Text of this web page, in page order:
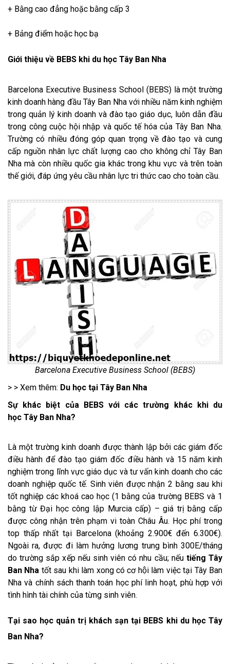
+ Bằng cao đẳng hoặc bằng cấp 3
+ Bảng điểm hoặc học bạ
Giới thiệu về BEBS khi du học Tây Ban Nha
Barcelona Executive Business School (BEBS) là một trường
kinh doanh hàng đầu Tây Ban Nha với nhiều năm kinh nghiệm
trong quản lý kinh doanh và đào tạo giáo dục, luôn dẫn đầu
trong công cuộc hội nhập và quốc tế hóa của Tây Ban Nha.
Trường có nhiều đóng góp quan trọng về đào tạo và cung
cấp nguồn nhân lực chất lượng cao cho không chỉ Tây Ban
Nha mà còn nhiều quốc gia khác trong khu vực và trên toàn
thế giới, đáp ứng yêu cầu nhân lực tri thức cao cho toàn cầu.
Barcelona Executive Business School (BEBS)
> > Xem thêm: Du học tại Tây Ban Nha
Sự khác biệt của BEBS với các trường khác khi du
học Tây Ban Nha?
Là một trường kinh doanh được thành lập bởi các giám đốc
điều hành để đào tạo giám đốc điều hành và 15 năm kinh
nghiệm trong lĩnh vực giáo dục và tư vấn kinh doanh cho các
doanh nghiệp quốc tế. Sinh viên được nhận 2 bằng sau khi
tốt nghiệp các khoá cao học (1 bằng của trường BEBS và 1
bằng từ Đại học công lập Murcia cấp) – giá trị bằng cấp
được công nhận trên phạm vi toàn Châu Âu. Học phí trong
top thấp nhất tại Barcelona (khoảng 2.900€ đến 6.300€).
Ngoài ra, được đi làm hưởng lương trung bình 300E/tháng
do trường sắp xếp nếu sinh viên có nhu cầu; nếu tiếng Tây
Ban Nha tốt sau khi làm xong có cơ hội làm việc tại Tây Ban
Nha và chính sách thanh toán học phí linh hoạt, phù hợp với
tình hình tài chính của từng sinh viên.
Tại sao học quản trị khách sạn tại BEBS khi du học Tây
Ban Nha?